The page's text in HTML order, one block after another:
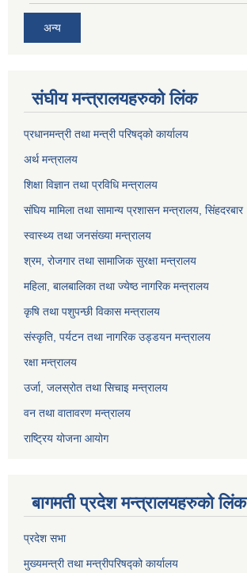
अन्य
संघीय मन्त्रालयहरुको लिंक
प्रधानमन्त्री तथा मन्त्री परिषद्को कार्यालय
अर्थ मन्त्रालय
शिक्षा विज्ञान तथा प्रविधि मन्त्रालय
संघिय मामिला तथा सामान्य प्रशासन मन्त्रालय, सिंहदरबार
स्वास्थ्य तथा जनसंख्या मन्त्रालय
श्रम, रोजगार तथा सामाजिक सुरक्षा मन्त्रालय
महिला, बालबालिका तथा ज्येष्ठ नागरिक मन्त्रालय
कृषि तथा पशुपन्छी विकास मन्त्रालय
संस्कृति, पर्यटन तथा नागरिक उड्डयन मन्त्रालय
रक्षा मन्त्रालय
उर्जा, जलस्रोत तथा सिचाइ मन्त्रालय
वन तथा वातावरण मन्त्रालय
राष्ट्रिय योजना आयोग
बागमती प्रदेश मन्त्रालयहरुको लिंक
प्रदेश सभा
मुख्यमन्त्री तथा मन्त्रीपरिषद्को कार्यालय